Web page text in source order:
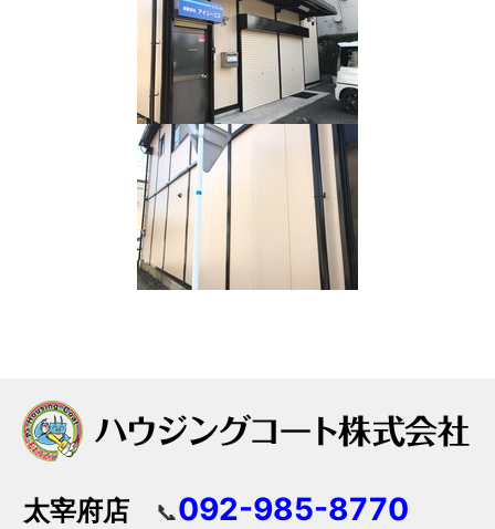
太宰府店 📞092-985-8770